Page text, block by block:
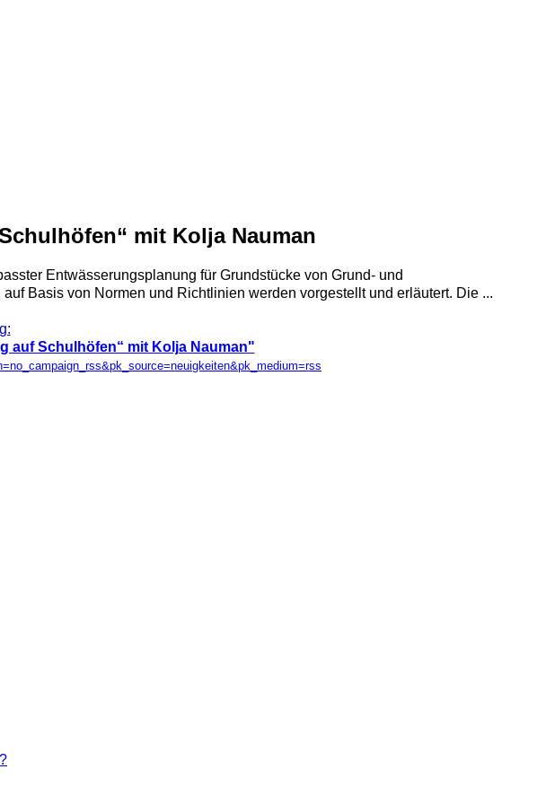
mit Kolja Nauman
Entwässerungsplanung für Grundstücke von Grund- und
Basis von Normen und Richtlinien werden vorgestellt und erläutert. Die ...
auf Schulhöfen“ mit Kolja Nauman"